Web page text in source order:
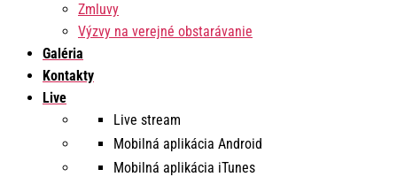
Zmluvy
Výzvy na verejné obstarávanie
Galéria
Kontakty
Live
Live stream
Mobilná aplikácia Android
Mobilná aplikácia iTunes